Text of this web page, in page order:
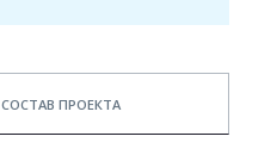
СОСТАВ ПРОЕКТА